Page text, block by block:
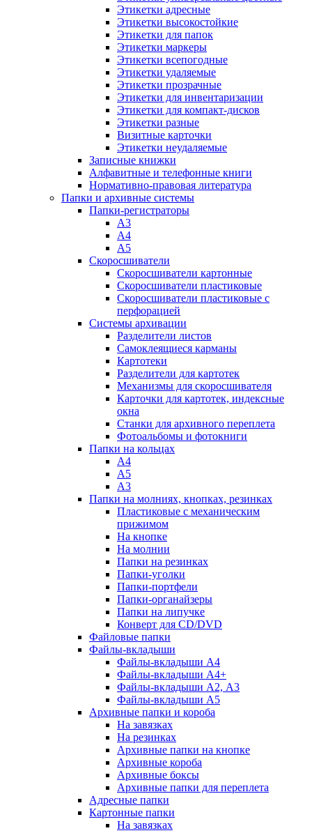
Этикетки адресные
Этикетки высокостойкие
Этикетки для папок
Этикетки маркеры
Этикетки всепогодные
Этикетки удаляемые
Этикетки прозрачные
Этикетки для инвентаризации
Этикетки для компакт-дисков
Этикетки разные
Визитные карточки
Этикетки неудаляемые
Записные книжки
Алфавитные и телефонные книги
Нормативно-правовая литература
Папки и архивные системы
Папки-регистраторы
А3
А4
А5
Скоросшиватели
Скоросшиватели картонные
Скоросшиватели пластиковые
Скоросшиватели пластиковые с
перфорацией
Системы архивации
Разделители листов
Самоклеящиеся карманы
Картотеки
Разделители для картотек
Механизмы для скоросшивателя
Карточки для картотек, индексные
окна
Станки для архивного переплета
Фотоальбомы и фотокниги
Папки на кольцах
А4
А5
А3
Папки на молниях, кнопках, резинках
Пластиковые с механическим
прижимом
На кнопке
На молнии
Папки на резинках
Папки-уголки
Папки-портфели
Папки-органайзеры
Папки на липучке
Конверт для CD/DVD
Файловые папки
Файлы-вкладыши
Файлы-вкладыши А4
Файлы-вкладыши А4+
Файлы-вкладыши А2, А3
Файлы-вкладыши А5
Архивные папки и короба
На завязках
На резинках
Архивные папки на кнопке
Архивные короба
Архивные боксы
Архивные папки для переплета
Адресные папки
Картонные папки
На завязках